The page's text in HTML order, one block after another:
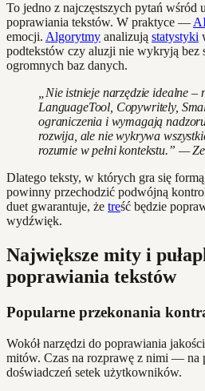
To jedno z najczęstszych pytań
poprawiania tekstów. W praktyce —
emocji. Algorytmy analizują statystyki
podtekstów czy aluzji nie wykryją bez
ogromnych baz danych.
„Nie istnieje narzędzie idealne –
LanguageTool, Copywritely,
ograniczenia i wymagają
rozwija, ale nie wykrywa
rozumie w pełni kontekstu.” —
Dlatego teksty, w których gra się
powinny przechodzić podwójną
duet gwarantuje, że treść będzie
wydźwięk.
Największe mity i
poprawiania tekstów
Popularne przekonania
Wokół narzędzi do poprawiania
mitów. Czas na rozprawę z nimi — na
doświadczeń setek użytkowników.